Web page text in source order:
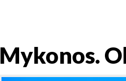
Mykonos.